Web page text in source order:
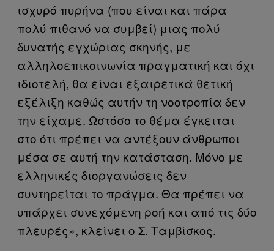
ισχυρό πυρήνα (που είναι και πάρα
πολύ πιθανό να συμβεί) μιας πολύ
δυνατής εγχώριας σκηνής, με
αλληλοεπικοινωνία πραγματική και όχι
ιδιοτελή, θα είναι εξαιρετικά θετική
εξέλιξη καθώς αυτήν τη νοοτροπία δεν
την είχαμε. Ωστόσο το θέμα έγκειται
στο ότι πρέπει να αντέξουν άνθρωποι
μέσα σε αυτή την κατάσταση. Μόνο με
ελληνικές διοργανώσεις δεν
συντηρείται το πράγμα. Θα πρέπει να
υπάρχει συνεχόμενη ροή και από τις δύο
πλευρές», κλείνει ο Σ. Ταμβίσκος.